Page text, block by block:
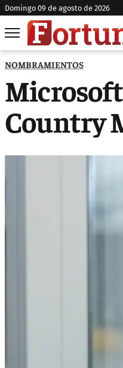
domingo 09 de agosto de 2026
NOMBRAMIENTOS
Country